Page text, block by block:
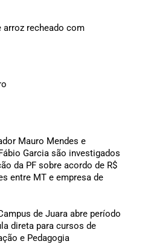
arroz recheado com
Mauro Mendes e
Garcia são investigados
da PF sobre acordo de R$
entre MT e empresa de
de Juara abre período
direta para cursos de
e Pedagogia